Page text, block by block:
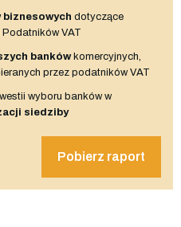
dotyczące
VAT
bankówkomercyjnych,
przez podatników VAT
wyboru banków w
siedziby
Pobierz raport